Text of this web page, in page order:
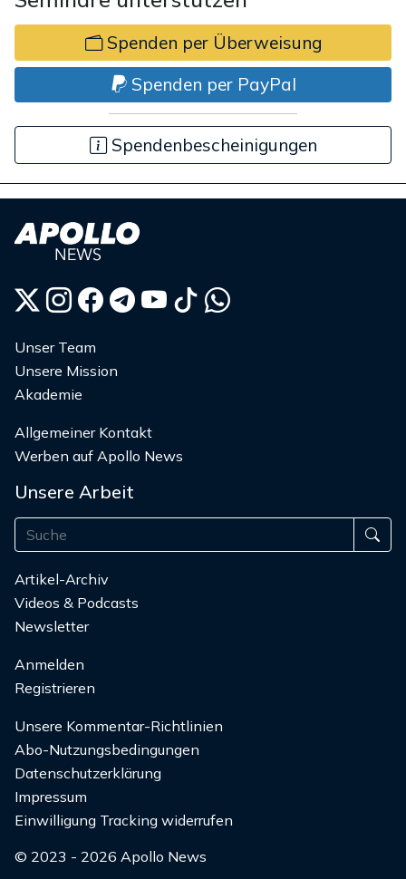
Spenden per Überweisung
Spenden per PayPal
Spendenbescheinigungen
Unser Team
Unsere Mission
Akademie
Allgemeiner Kontakt
Werben auf Apollo News
Unsere Arbeit
Artikel-Archiv
Videos & Podcasts
Newsletter
Anmelden
Registrieren
Unsere Kommentar-Richtlinien
Abo-Nutzungsbedingungen
Datenschutzerklärung
Impressum
Einwilligung Tracking widerrufen
© 2023 - 2026 Apollo News